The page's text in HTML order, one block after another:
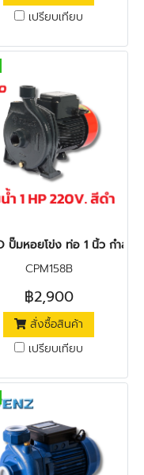
เปรียบเทียบ
220v.
ปั๊มหอยโข่ง ท่อ 1 นิ้ว กำลังม
CPM158B
฿2,900
สั่งซื้อสินค้า
เปรียบเทียบ